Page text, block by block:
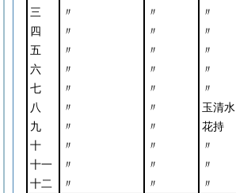
三
〃 〃 〃
四
〃 〃 〃
五
〃 〃 〃
六
〃 〃 〃
七
〃 〃 〃
八
〃 〃 玉清水
九
〃 〃 花持
十
〃 〃 〃
十一
〃 〃 〃
十二
〃 〃 〃